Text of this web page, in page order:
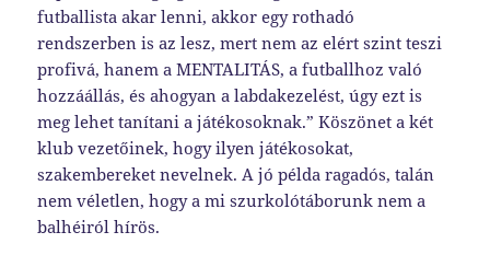
futballista akar lenni, akkor egy rothadó
rendszerben is az lesz, mert nem az elért szint teszi
profivá, hanem a MENTALITÁS, a futballhoz való
hozzáállás, és ahogyan a labdakezelést, úgy ezt is
meg lehet tanítani a játékosoknak.” Köszönet a két
klub vezetőinek, hogy ilyen játékosokat,
szakembereket nevelnek. A jó példa ragadós, talán
nem véletlen, hogy a mi szurkolótáborunk nem a
balhéiról hírös.